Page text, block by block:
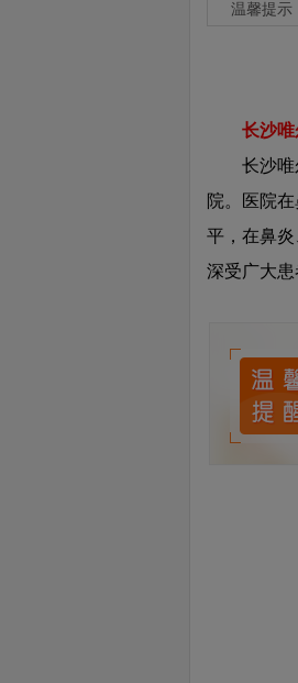
温馨提示
长沙
长沙唯尔
院。医院
平，在鼻
深受广大患